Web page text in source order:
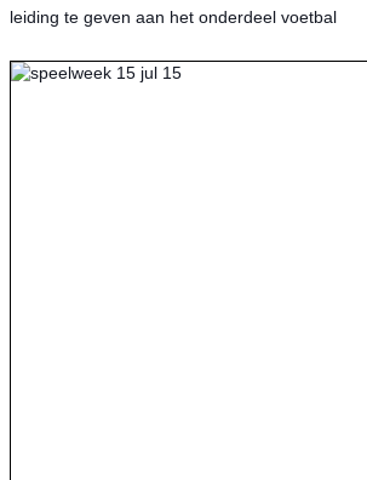
leiding te geven aan het onderdeel voetbal